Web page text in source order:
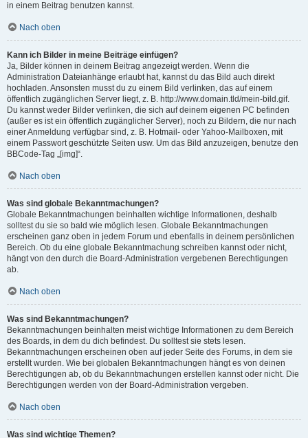
in einem Beitrag benutzen kannst.
Nach oben
Kann ich Bilder in meine Beiträge einfügen?
Ja, Bilder können in deinem Beitrag angezeigt werden. Wenn die
Administration Dateianhänge erlaubt hat, kannst du das Bild auch direkt
hochladen. Ansonsten musst du zu einem Bild verlinken, das auf einem
öffentlich zugänglichen Server liegt, z. B. http://www.domain.tld/mein-bild.gif.
Du kannst weder Bilder verlinken, die sich auf deinem eigenen PC befinden
(außer es ist ein öffentlich zugänglicher Server), noch zu Bildern, die nur nach
einer Anmeldung verfügbar sind, z. B. Hotmail- oder Yahoo-Mailboxen, mit
einem Passwort geschützte Seiten usw. Um das Bild anzuzeigen, benutze den
BBCode-Tag „[img]“.
Nach oben
Was sind globale Bekanntmachungen?
Globale Bekanntmachungen beinhalten wichtige Informationen, deshalb
solltest du sie so bald wie möglich lesen. Globale Bekanntmachungen
erscheinen ganz oben in jedem Forum und ebenfalls in deinem persönlichen
Bereich. Ob du eine globale Bekanntmachung schreiben kannst oder nicht,
hängt von den durch die Board-Administration vergebenen Berechtigungen
ab.
Nach oben
Was sind Bekanntmachungen?
Bekanntmachungen beinhalten meist wichtige Informationen zu dem Bereich
des Boards, in dem du dich befindest. Du solltest sie stets lesen.
Bekanntmachungen erscheinen oben auf jeder Seite des Forums, in dem sie
erstellt wurden. Wie bei globalen Bekanntmachungen hängt es von deinen
Berechtigungen ab, ob du Bekanntmachungen erstellen kannst oder nicht. Die
Berechtigungen werden von der Board-Administration vergeben.
Nach oben
Was sind wichtige Themen?